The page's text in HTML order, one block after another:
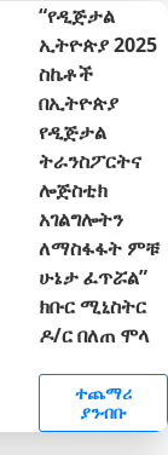
“የዲጅታል
ኢትዮጵያ 2025
ስኬቶች
በኢትዮጵያ
የዲጅታል
ትራንስፖርትና
ሎጅስቲክ
አገልግሎትን
ለማስፋፋት ምቹ
ሁኔታ ፈጥሯል”
ክቡር ሚኒስትር
ዶ/ር በለጠ ሞላ
ተጨማሪ
ያንብቡ